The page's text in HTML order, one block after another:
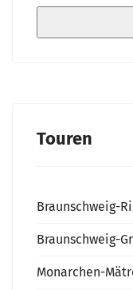
Touren
Braunschweig-
Braunschweig-
Monarchen-